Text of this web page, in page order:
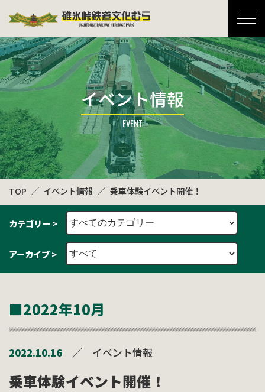
イベント情報
TOP イベント情報 乗車体験イベント開催！
カテゴリー >
アーカイブ >
■2022年10月
2022.10.16／ イベント情報
乗車体験イベント開催！